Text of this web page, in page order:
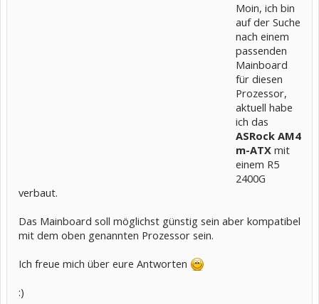
Moin, ich bin
auf der Suche
nach einem
passenden
Mainboard
für diesen
Prozessor,
aktuell habe
ich das
ASRock AM4
m-ATX mit
einem R5
2400G
verbaut.
Das Mainboard soll möglichst günstig sein aber kompatibel
mit dem oben genannten Prozessor sein.
Ich freue mich über eure Antworten
:)